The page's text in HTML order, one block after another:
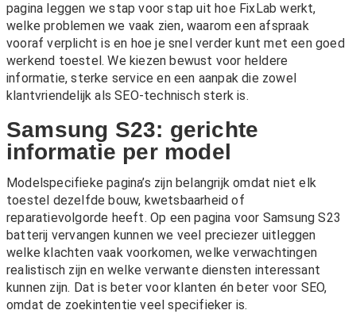
pagina leggen we stap voor stap uit hoe FixLab werkt,
welke problemen we vaak zien, waarom een afspraak
vooraf verplicht is en hoe je snel verder kunt met een goed
werkend toestel. We kiezen bewust voor heldere
informatie, sterke service en een aanpak die zowel
klantvriendelijk als SEO-technisch sterk is.
Samsung S23: gerichte
informatie per model
Modelspecifieke pagina’s zijn belangrijk omdat niet elk
toestel dezelfde bouw, kwetsbaarheid of
reparatievolgorde heeft. Op een pagina voor Samsung S23
batterij vervangen kunnen we veel preciezer uitleggen
welke klachten vaak voorkomen, welke verwachtingen
realistisch zijn en welke verwante diensten interessant
kunnen zijn. Dat is beter voor klanten én beter voor SEO,
omdat de zoekintentie veel specifieker is.